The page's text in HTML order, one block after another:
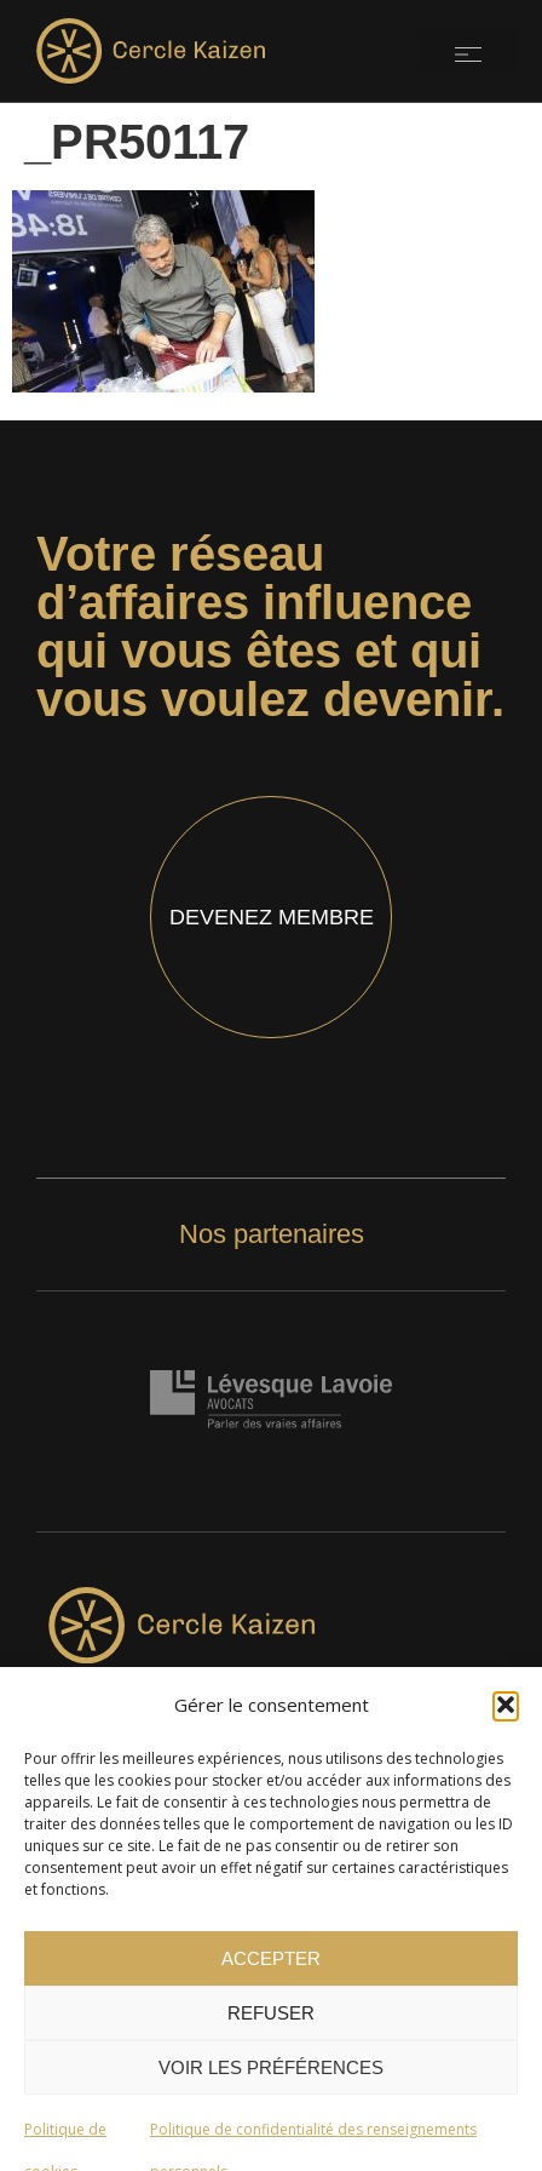
Gérer le consentement
Pour offrir les meilleures expériences, nous utilisons des technologies
telles que les cookies pour stocker et/ou accéder aux informations des
appareils. Le fait de consentir à ces technologies nous permettra de
traiter des données telles que le comportement de navigation ou les ID
uniques sur ce site. Le fait de ne pas consentir ou de retirer son
consentement peut avoir un effet négatif sur certaines caractéristiques
et fonctions.
ACCEPTER
REFUSER
VOIR LES PRÉFÉRENCES
Politique de Politique de confidentialité des renseignements
_PR50117
Votre réseau
d’affaires influence
qui vous êtes et qui
vous voulez devenir.
DEVENEZ MEMBRE
Nos partenaires
4957, rue Lionel-Groulx, bureau 819, Saint-Augustin-de-
Desmaures QC G3A 0M7
© 2024 Cercle Kaizen. Tous droits réservés -